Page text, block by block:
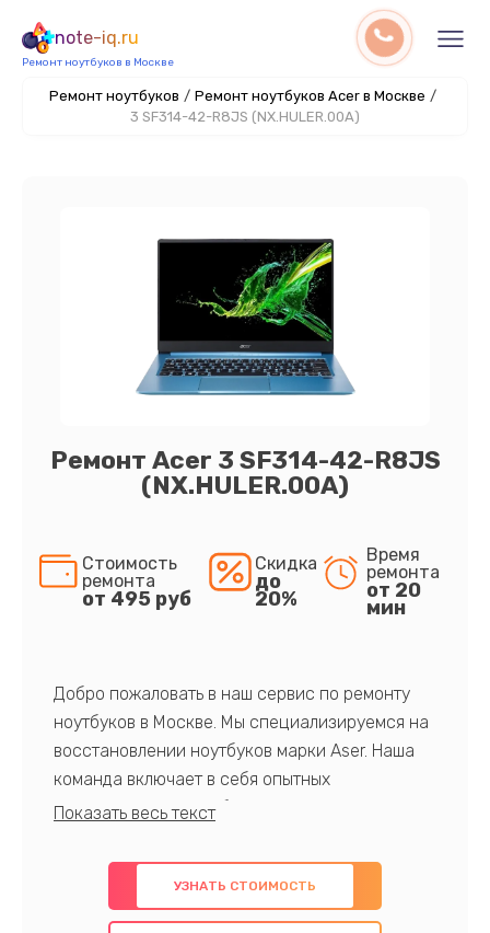
note-iq.ru
Ремонт ноутбуков в Москве
Ремонт ноутбуков / Ремонт ноутбуков Acer в Москве /
3 SF314-42-R8JS (NX.HULER.00A)
Ремонт Acer 3 SF314-42-R8JS
(NX.HULER.00A)
Стоимость
ремонта
от 495 руб
Скидка
до
20%
Время
ремонта
от 20
мин
Добро пожаловать в наш сервис по ремонту
ноутбуков в Москве. Мы специализируемся на
восстановлении ноутбуков марки Aser. Наша
команда включает в себя опытных
профессионалов с обширными знаниями и
предлагаем быстрый и качественный ремонт с
использованием оригинальных компонентов, а
также гарантируем качество всех
УЗНАТЬ СТОИМОСТЬ